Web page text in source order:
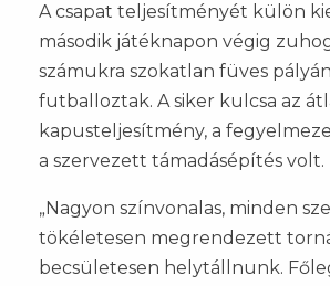
A csapat teljesítményét külön
második játéknapon végig
számukra szokatlan füves
futballoztak. A siker kulcsa az
kapusteljesítmény, a
a szervezett támadásépítés volt.
„Nagyon színvonalas, minden
tökéletesen megrendezett
becsületesen helytállnunk.